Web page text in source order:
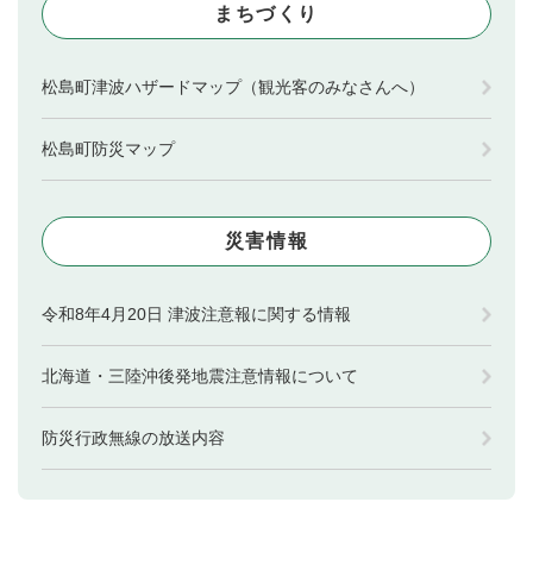
まちづくり
松島町津波ハザードマップ（観光客のみなさんへ）
松島町防災マップ
災害情報
令和8年4月20日 津波注意報に関する情報
北海道・三陸沖後発地震注意情報について
防災行政無線の放送内容